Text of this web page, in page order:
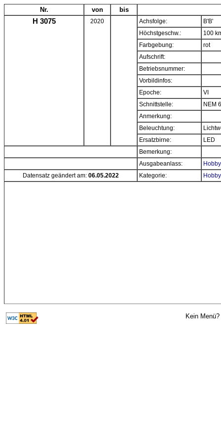
Nr. von bis
H 3075 2020 Achsfolge:
B'B'
Höchstgeschw.:
100
Farbgebung:
rot
Aufschrift:
Betriebsnummer:
Vorbildinfos:
Epoche:
VI
Schnittstelle:
NEM
Anmerkung:
Beleuchtung:
Ersatzbirne:
LED
Bemerkung:
Ausgabeanlass:
Datensatz geändert am: 06.05.2022 Kategorie:
Kein